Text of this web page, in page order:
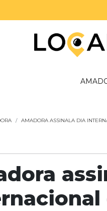
AMADORA ASSINALA DIA